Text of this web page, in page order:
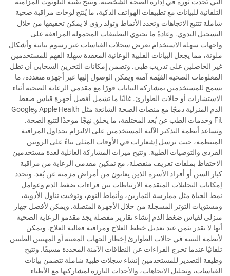
التلقائية للبيانات مع تطبيقات الهواتف الذكية، ما يُنتج لوحات مراقبة صحية
شاملة تتتبع الاتجاهات وتحدد الأنماط وتولد رؤى لا يمكن تحقيقها من خلال
التسجيل اليدوي. وعادةً ما تحتوي التطبيقات المحمولة المرافقة على
واجهات سهلة الاستخدام تعرض سجلات القياسات عبر رسوم بيانية وأشكال
ملونة، مما يجعل البيانات القلبية الوعائية المعقدة سهلة الفهم للمستخدمين
غير الحاصلين على تدريب طبي. وتضمن إمكانات التخزين السحابي أن تظل
المعلومات الصحية القيّمة آمنة ويمكن الوصول إليها عبر أجهزة متعددة، ما
يسمح للمستخدمين بمشاركة البيانات فورًا مع مقدمي الرعاية الصحية أثناء
الاستشارات أو حالات الطوارئ. غالبًا ما تشمل أفضل أجهزة قياس ضغط
الدم المنزلية دمجًا مع منصات الصحة الشائعة مثل Apple Health وGoogle
Fit وخدمات الطب عن بُعد المختلفة، ما يخلق نهجًا موحدًا لتتبع الصحة.
وتساعد أنظمة التذكير الآلية المستخدمين على الالتزام بجداول المراقبة
المنتظمة، حيث ترسل إشعارات في الأوقات المثلى بناءً على الروتين
الفردي والتوصيات الطبية. وتتيح ميزات المشاركة العائلية لعدة مستخدمين
الاحتفاظ بملفات تعريف منفصلة، مع تمكين مقدمي الرعاية من مراقبة
كبار السن أو أفراد الأسرة الذين يعانون من أمراض مزمنة عن بُعد. وتحدد
إمكانات التحليلات المتقدمة الارتباطات بين قراءات ضغط الدم وعوامل
نمط الحياة مثل ممارسة التمارين، وأنماط النوم، وتوقيت تناول الأدوية،
ومستويات التوتر المسجلة من خلال الأجهزة المتصلة. ويمكن لأفضل جهاز
منزلي لقياس ضغط الدم إنشاء تقارير مفصلة يجد مقدمو الرعاية الصحية
أنها لا تقدر بثمن عند تعديل خطط العلاج ومراقبة فعالية العلاج. ويمكن
لأنظمة التنبيه في حالات الطوارئ إخطار الجهات المعينة أو المهنيين الطبيين
تلقائيًا عندما تخرج القراءات عن النطاقات الآمنة المحددة مسبقًا. وتتيح
وظيفة التصدير للمستخدمين إنشاء سجلات طبية شاملة تتضمن بيانات
القياسات، وتحليل الاتجاهات، والأحداث البارزة لمشاركتها مع الأطباء